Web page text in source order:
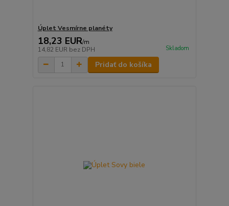
Úplet Vesmírne planéty
18,23 EUR/m
14,82 EUR bez DPH Skladom
Pridať do košíka